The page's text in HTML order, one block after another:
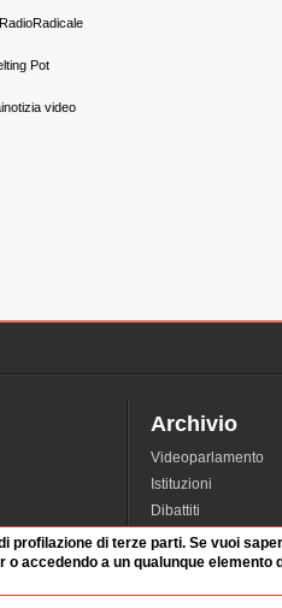
Pot
video
Archivio
Videoparlamento
Istituzioni
Dibattiti
Manifestazioni
Radicali
di terze parti. Se vuoi
o accedendo a un qualunque elemento